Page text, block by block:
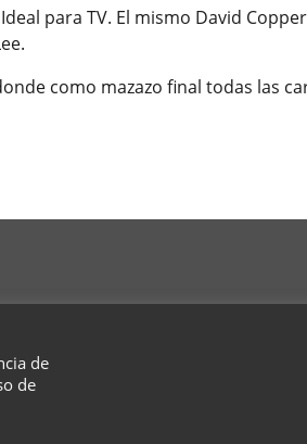
para TV. El mismo David
como mazazo final todas las
de
de